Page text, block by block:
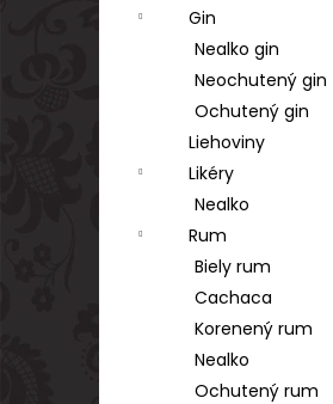
Gin
Nealko gin
Neochutený gin
Ochutený gin
Liehoviny
Likéry
Nealko
Rum
Biely rum
Cachaca
Korenený rum
Nealko
Ochutený rum